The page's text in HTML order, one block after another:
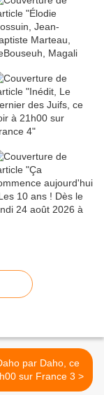
par Daho, ce
soir à 23h00 sur France 3 >